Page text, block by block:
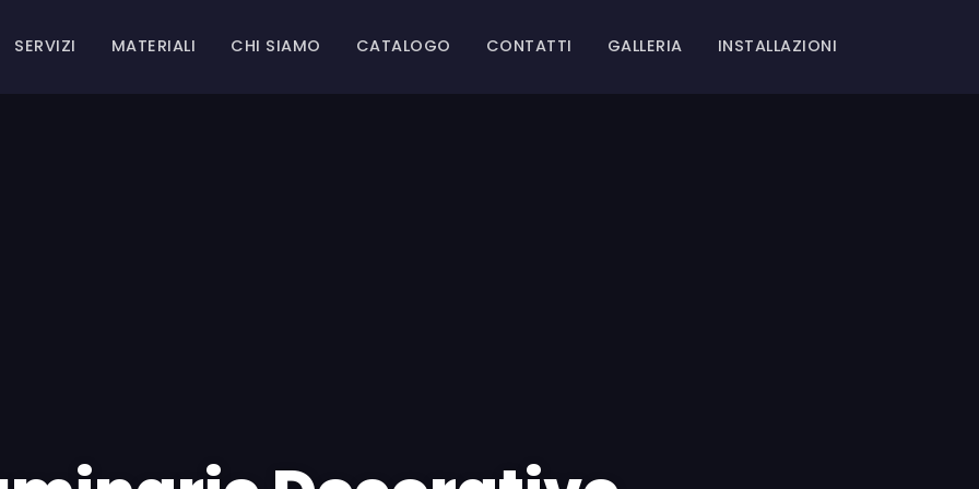
SERVIZI MATERIALI CHI SIAMO CATALOGO CONTATTI GALLERIA INSTALLAZIONI